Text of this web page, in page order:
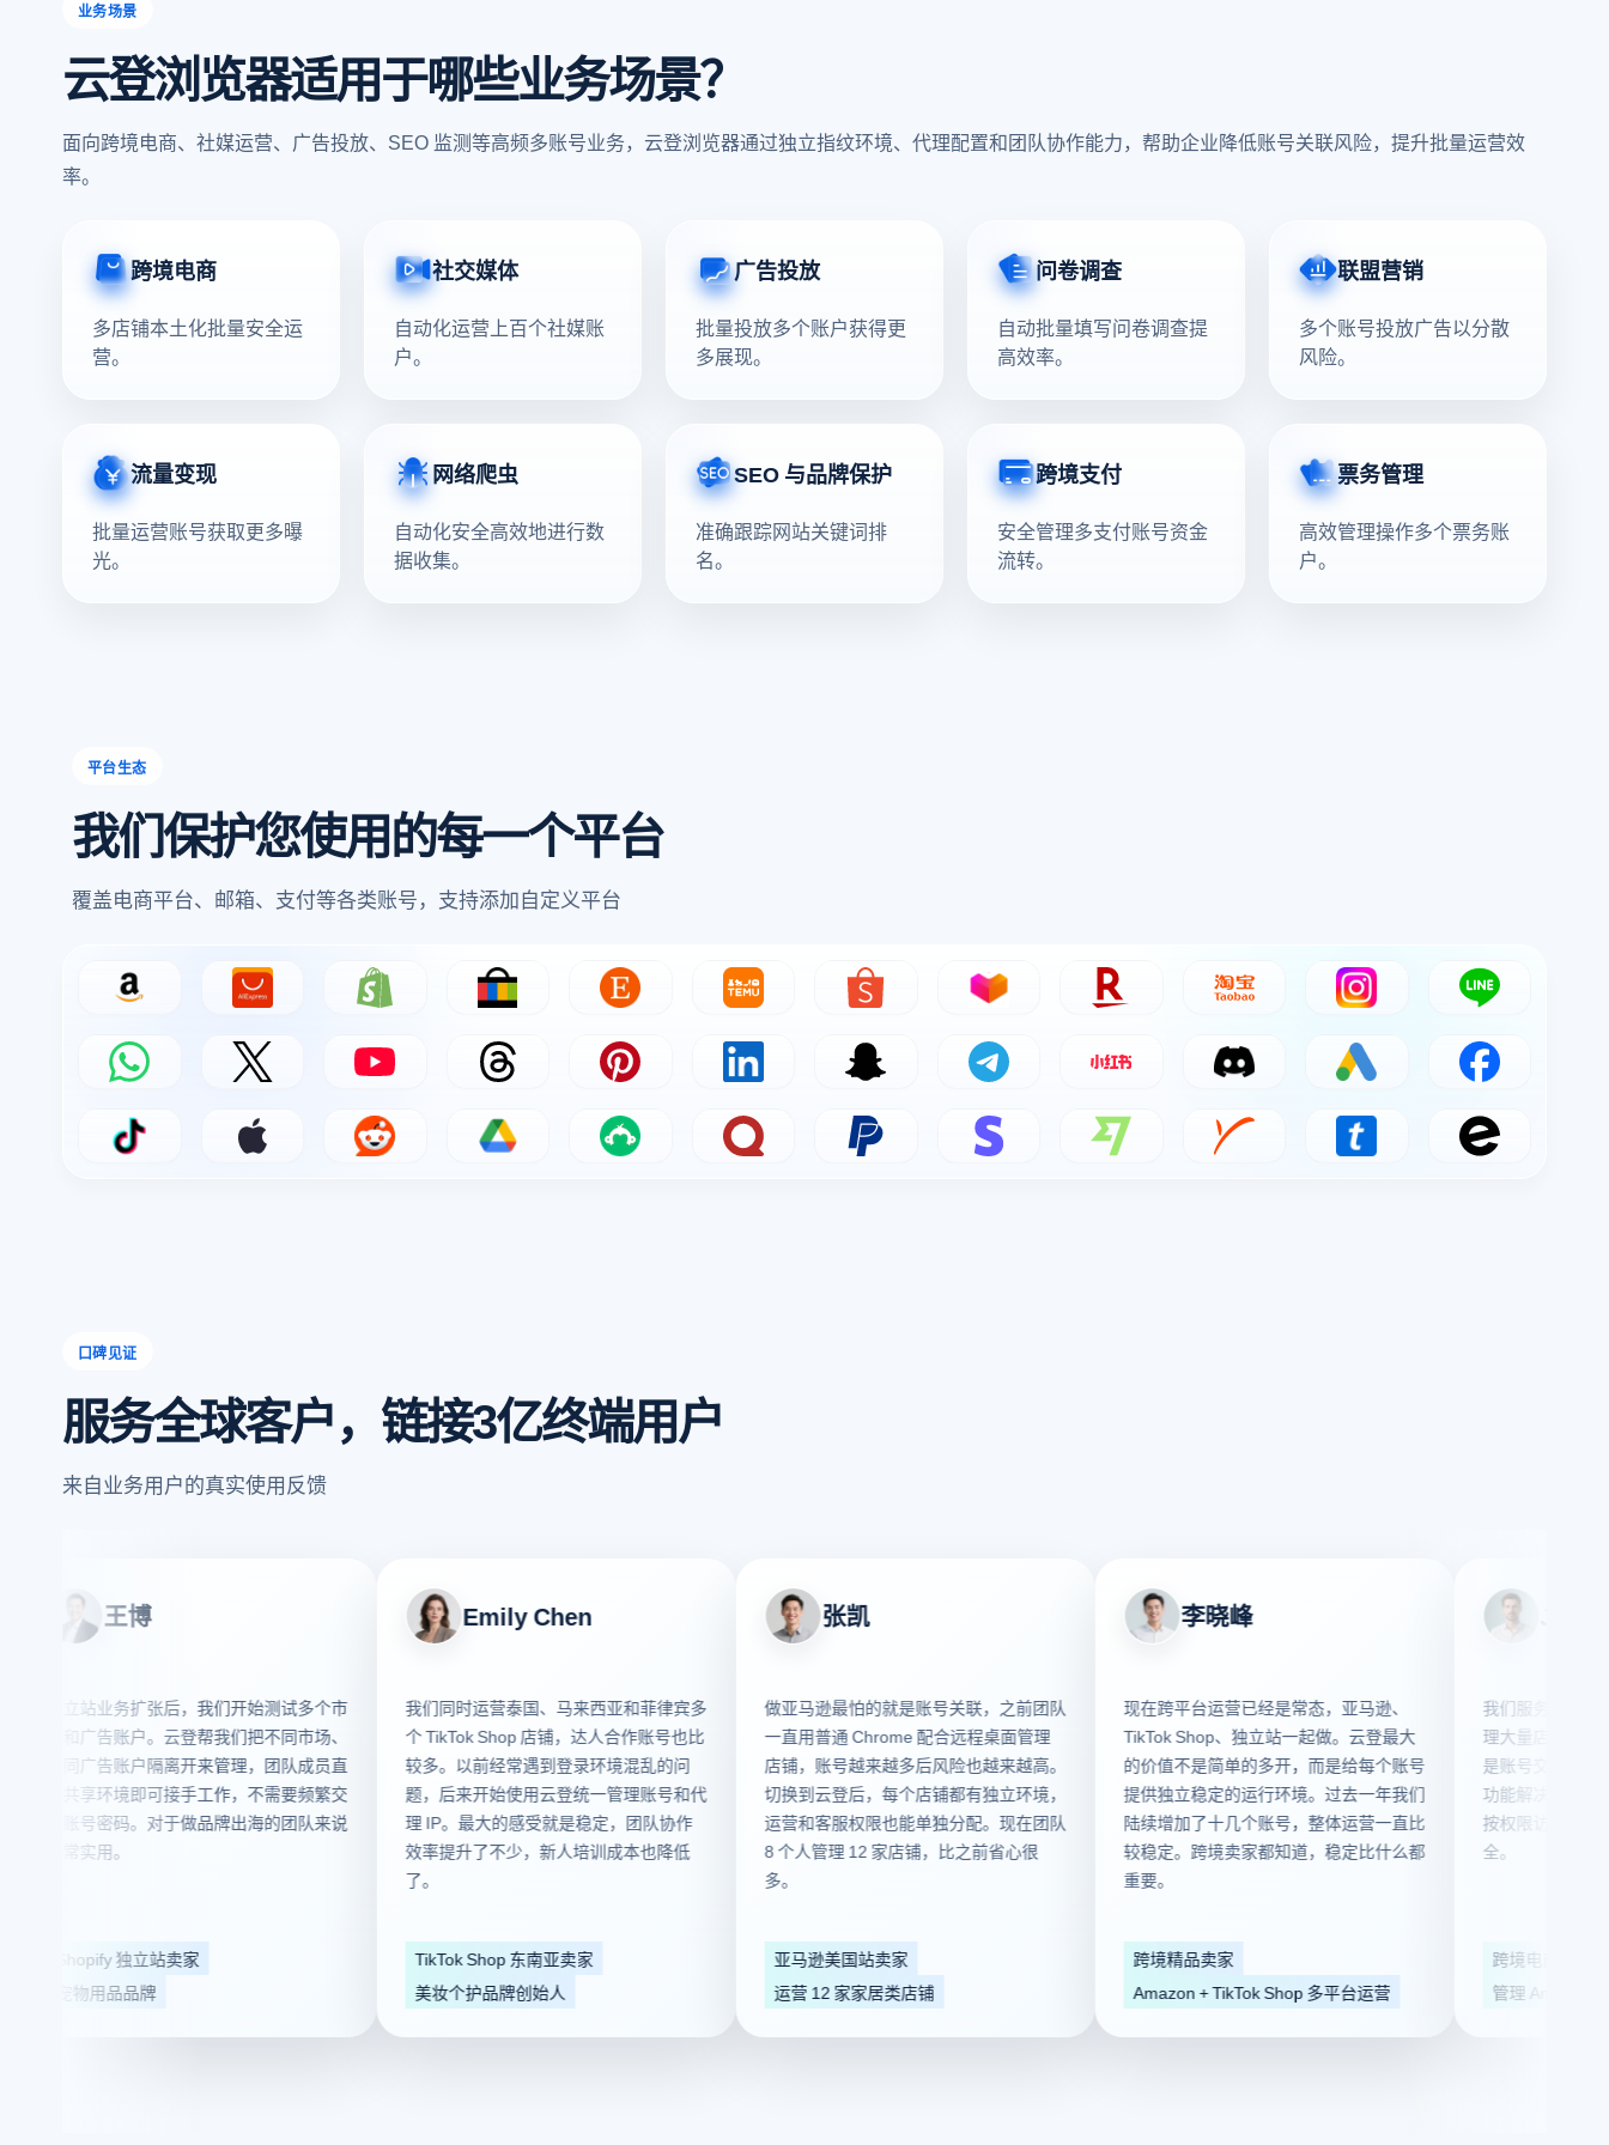
业务场景
云登浏览器适用于哪些业务场景？
面向跨境电商、社媒运营、广告投放、SEO 监测等高频多账号业务，云登浏览器通过独立指纹环境、代理配置和团队协作能力，帮助企业降低账号关联风险，提升批量运营效
率。
跨境电商
多店铺本土化批量安全运
营。
社交媒体
自动化运营上百个社媒账
户。
广告投放
批量投放多个账户获得更
多展现。
问卷调查
自动批量填写问卷调查提
高效率。
联盟营销
多个账号投放广告以分散
风险。
流量变现
批量运营账号获取更多曝
光。
网络爬虫
自动化安全高效地进行数
据收集。
SEO 与品牌保护
准确跟踪网站关键词排
名。
跨境支付
安全管理多支付账号资金
流转。
票务管理
高效管理操作多个票务账
户。
平台生态
我们保护您使用的每一个平台
覆盖电商平台、邮箱、支付等各类账号，支持添加自定义平台
Amazon AliExpress Shopify eBay Etsy Temu Shopee Lazada Rakuten Taobao Instagram LINE
WhatsApp X YouTube Threads Pinterest LinkedIn Snapchat Telegram 小红书 Discord Google Ads Meta Ads
TikTok Ads Apple Search AdsReddit Ads Google FormsSurveyMonkeyQuora PayPal Stripe Wise Ticketmaster Eventbrite
口碑见证
服务全球客户，链接3亿终端用户
来自业务用户的真实使用反馈
王博
立站业务扩张后，我们开始测试多个市
和广告账户。云登帮我们把不同市场、
同广告账户隔离开来管理，团队成员直
共享环境即可接手工作，不需要频繁交
账号密码。对于做品牌出海的团队来说
常实用。
Shopify 独立站卖家
宠物用品品牌
Emily Chen
我们同时运营泰国、马来西亚和菲律宾多
个 TikTok Shop 店铺，达人合作账号也比
较多。以前经常遇到登录环境混乱的问
题，后来开始使用云登统一管理账号和代
理 IP。最大的感受就是稳定，团队协作
效率提升了不少，新人培训成本也降低
TikTok Shop 东南亚卖家
美妆个护品牌创始人
张凯
做亚马逊最怕的就是账号关联，之前团队
一直用普通 Chrome 配合远程桌面管理
店铺，账号越来越多后风险也越来越高。
切换到云登后，每个店铺都有独立环境，
运营和客服权限也能单独分配。现在团队
8 个人管理 12 家店铺，比之前省心很
亚马逊美国站卖家
运营 12 家家居类店铺
李晓峰
现在跨平台运营已经是常态，亚马逊、
TikTok Shop、独立站一起做。云登最大
的价值不是简单的多开，而是给每个账号
提供独立稳定的运行环境。过去一年我们
陆续增加了十几个账号，整体运营一直比
较稳定。跨境卖家都知道，稳定比什么都
跨境精品卖家
Amazon + TikTok Shop 多平台运营
Jason
我们服务 30 多家跨境
理大量店铺和广告账
是账号交接和团队权
功能解决了这个问题
按权限访问对应环境
跨境电商服务商
管理 Amazon、